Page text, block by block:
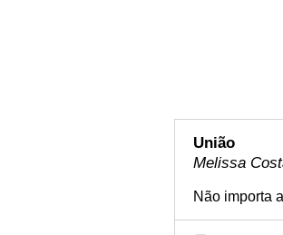
União
Melissa
Não importa